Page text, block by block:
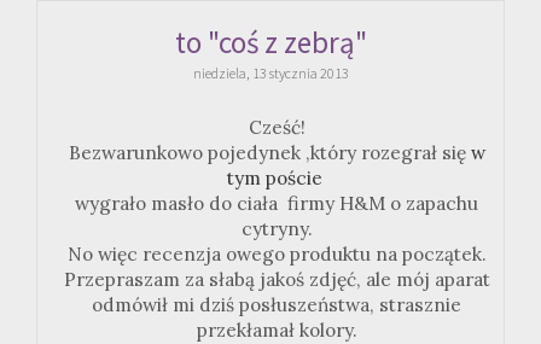
to "coś z zebrą"
niedziela, 13 stycznia 2013
Cześć!
Bezwarunkowo pojedynek ,który rozegrał się w
tym poście
wygrało masło do ciała firmy H&M o zapachu
cytryny.
No więc recenzja owego produktu na początek.
Przepraszam za słabą jakoś zdjęć, ale mój aparat
odmówił mi dziś posłuszeństwa, strasznie
przekłamał kolory.